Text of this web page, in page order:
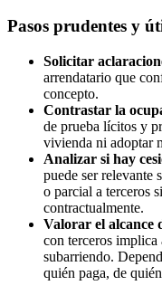
Pasos prudentes y
Solicitar
arrendatario que
concepto.
Contrastar la
de prueba lícitos y
vivienda ni adoptar
Analizar si hay
puede ser relevante
o parcial a terceros
contractualmente.
Valorar el alcance
con terceros implica
subarriendo.
quién paga, de